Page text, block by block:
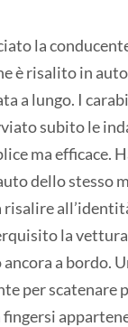
la
è risalito in
a lungo. I
subito le
ma efficace.
dello stesso
risalire
la
a bordo.
per scatenare
fingersi